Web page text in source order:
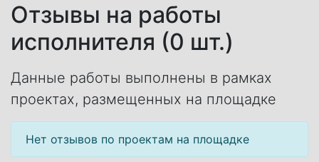
Отзывы на работы
исполнителя (0 шт.)
Данные работы выполнены в рамках
проектах, размещенных на площадке
Нет отзывов по проектам на площадке